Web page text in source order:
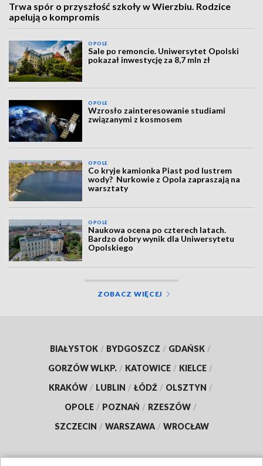
Trwa spór o przyszłość szkoły w Wierzbiu. Rodzice
apelują o kompromis
OPOLE
Sale po remoncie. Uniwersytet Opolski
pokazał inwestycję za 8,7 mln zł
OPOLE
Wzrosło zainteresowanie studiami
związanymi z kosmosem
OPOLE
Co kryje kamionka Piast pod lustrem
wody? Nurkowie z Opola zapraszają na
warsztaty
OPOLE
Naukowa ocena po czterech latach.
Bardzo dobry wynik dla Uniwersytetu
Opolskiego
ZOBACZ WIĘCEJ
BIAŁYSTOK / BYDGOSZCZ / GDAŃSK /
GORZÓW WLKP. / KATOWICE / KIELCE /
KRAKÓW / LUBLIN / ŁÓDŹ / OLSZTYN /
OPOLE / POZNAŃ / RZESZÓW /
SZCZECIN / WARSZAWA / WROCŁAW